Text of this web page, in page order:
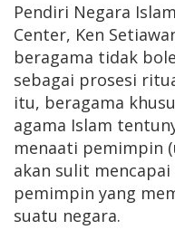
Pendiri Negara
Center, Ken
beragama tidak
sebagai prosesi
itu, beragama
agama Islam
menaati pemimpin
akan sulit
pemimpin yang
suatu negara.